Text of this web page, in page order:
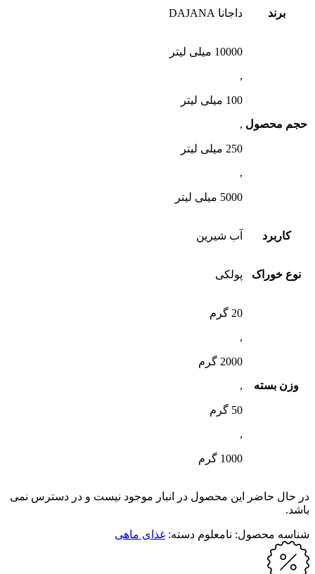
برند داجانا DAJANA
حجم محصول
10000 میلی لیتر
,
100 میلی لیتر
,
250 میلی لیتر
,
5000 میلی لیتر
کاربرد آب شیرین
نوع خوراک پولکی
وزن بسته
20 گرم
,
2000 گرم
,
50 گرم
,
1000 گرم
در حال حاضر این محصول در انبار موجود نیست و در دسترس نمی
باشد.
شناسه محصول: نامعلوم دسته: غذای ماهی